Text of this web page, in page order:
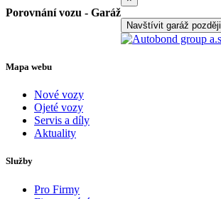
Porovnání vozu - Garáž
Navštívit garáž později
Mapa webu
Nové vozy
Ojeté vozy
Servis a díly
Aktuality
Služby
Pro Firmy